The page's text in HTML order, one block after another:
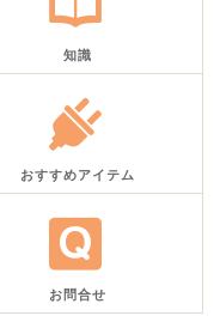
知識
おすすめアイテム
お問合せ